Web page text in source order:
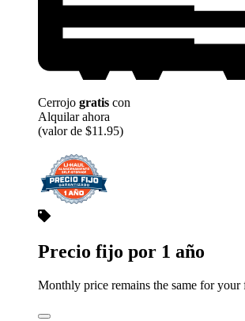
Cerrojo gratis con
Alquilar ahora
(valor de $11.95)
Precio fijo por 1 año
Monthly price remains the same for your